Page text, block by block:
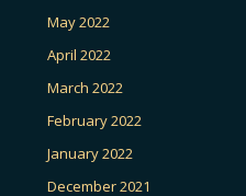
May 2022
April 2022
March 2022
February 2022
January 2022
December 2021